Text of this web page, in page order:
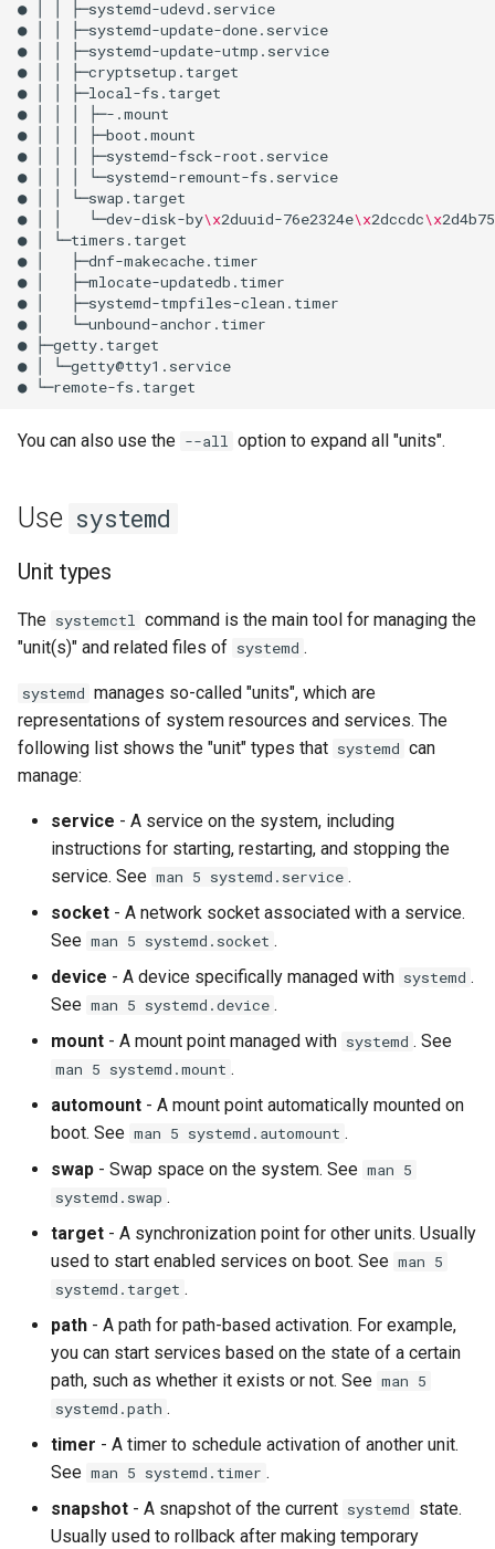
●
├─systemd-udevd.service
●
├─systemd-update-done.service
●
├─systemd-update-utmp.service
●
├─cryptsetup.target
●
├─local-fs.target
●
├─-.mount
●
├─boot.mount
●
├─systemd-fsck-root.service
●
└─systemd-remount-fs.service
●
└─swap.target
●
└─dev-disk-by\x2duuid-76e2324e\x2dccdc\x2d4b75
●
└─timers.target
●
├─dnf-makecache.timer
●
├─mlocate-updatedb.timer
●
├─systemd-tmpfiles-clean.timer
●
└─unbound-anchor.timer
●
├─getty.target
●
└─getty@tty1.service
●
You can also use the --all option to expand all "units".
Use systemd
Unit types
The systemctl command is the main tool for managing the
"unit(s)" and related files of systemd .
systemd manages so-called "units", which are
representations of system resources and services. The
following list shows the "unit" types that systemd can
manage:
service - A service on the system, including
instructions for starting, restarting, and stopping the
service. See man 5 systemd.service .
socket - A network socket associated with a service.
See man 5 systemd.socket .
device - A device specifically managed with systemd .
See man 5 systemd.device .
mount - A mount point managed with systemd . See
man 5 systemd.mount .
automount - A mount point automatically mounted on
boot. See man 5 systemd.automount .
swap - Swap space on the system. See man 5
systemd.swap .
target - A synchronization point for other units. Usually
used to start enabled services on boot. See man 5
systemd.target .
path - A path for path-based activation. For example,
you can start services based on the state of a certain
path, such as whether it exists or not. See man 5
systemd.path .
timer - A timer to schedule activation of another unit.
See man 5 systemd.timer .
snapshot - A snapshot of the current systemd state.
Usually used to rollback after making temporary